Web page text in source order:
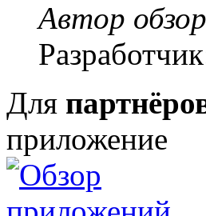
Автор
Для
приложение